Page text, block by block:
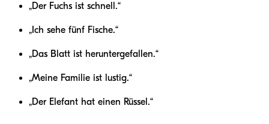
„Der Fuchs ist schnell.“
„Ich sehe fünf Fische.“
„Das Blatt ist heruntergefallen.“
„Meine Familie ist lustig.“
„Der Elefant hat einen Rüssel.“